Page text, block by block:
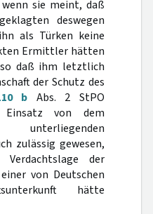
sie meint, daß
deswegen
als Türken keine
Ermittler hätten
daß ihm letztlich
der Schutz des
b Abs. 2 StPO
Einsatz von dem
unterliegenden
zulässig gewesen,
der
von Deutschen
hätte